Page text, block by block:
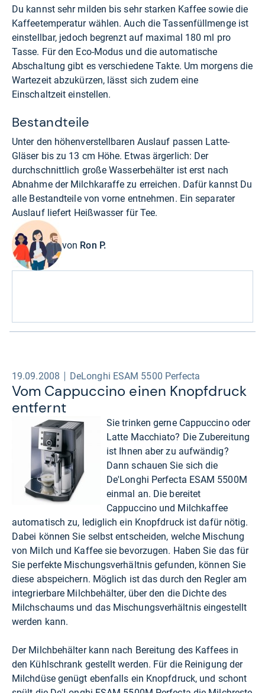
Du kannst sehr milden bis sehr starken Kaffee sowie die
Kaffeetemperatur wählen. Auch die Tassenfüllmenge ist
einstellbar, jedoch begrenzt auf maximal 180 ml pro
Tasse. Für den Eco-Modus und die automatische
Abschaltung gibt es verschiedene Takte. Um morgens die
Wartezeit abzukürzen, lässt sich zudem eine
Einschaltzeit einstellen.
Bestandteile
Unter den höhenverstellbaren Auslauf passen Latte-
Gläser bis zu 13 cm Höhe. Etwas ärgerlich: Der
durchschnittlich große Wasserbehälter ist erst nach
Abnahme der Milchkaraffe zu erreichen. Dafür kannst Du
alle Bestandteile von vorne entnehmen. Ein separater
Auslauf liefert Heißwasser für Tee.
von Ron P.
19.09.2008 DeLonghi ESAM 5500 Perfecta
Vom Cappuc­cino einen Knopf­druck
ent­fernt
Sie trinken gerne Cappuccino oder
Latte Macchiato? Die Zubereitung
ist Ihnen aber zu aufwändig?
Dann schauen Sie sich die
De'Longhi Perfecta ESAM 5500M
einmal an. Die bereitet
Cappuccino und Milchkaffee
automatisch zu, lediglich ein Knopfdruck ist dafür nötig.
Dabei können Sie selbst entscheiden, welche Mischung
von Milch und Kaffee sie bevorzugen. Haben Sie das für
Sie perfekte Mischungsverhältnis gefunden, können Sie
diese abspeichern. Möglich ist das durch den Regler am
integrierbare Milchbehälter, über den die Dichte des
Milchschaums und das Mischungsverhältnis eingestellt
werden kann.
Der Milchbehälter kann nach Bereitung des Kaffees in
den Kühlschrank gestellt werden. Für die Reinigung der
Milchdüse genügt ebenfalls ein Knopfdruck, und schont